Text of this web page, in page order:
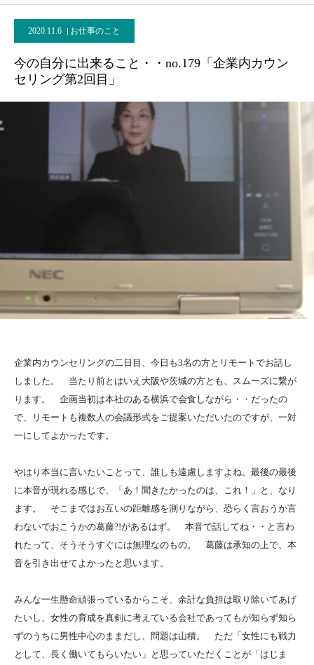
2020.11.6 お仕事のこと
今の自分に出来ること・・no.179「企業内カウン
セリング第2回目」
企業内カウンセリングの二日目、今日も3名の方とリモートでお話し
しました。 当たり前とはいえ大阪や茨城の方とも、スムーズに繋が
ります。 企画当初は本社のある横浜で会食しながら・・だったの
で、リモートも複数人の会議形式をご提案いただいたのですが、一対
一にしてよかったです。
やはり本当に言いたいことって、誰しも遠慮しますよね。最後の最後
に本音が現れる感じで、「あ！聞きたかったのは、これ！」と、なり
ます。 そこまではお互いの距離感を測りながら、恐らく言おうか言
わないでおこうかの葛藤?!があるはず。 本音で話してね・・と言わ
れたって、そうそうすぐには無理なのもの。 葛藤は承知の上で、本
音を引き出せてよかったと思います。
みんな一生懸命頑張っているからこそ、余計な負担は取り除いてあげ
たいし、女性の育成を真剣に考えている会社であってもが知らず知ら
ずのうちに男性中心のままだし、問題は山積。 ただ「女性にも戦力
として、長く働いてもらいたい」と思っていただくことが「はじま